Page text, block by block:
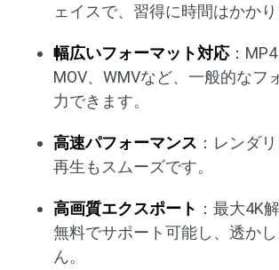
ェイスで、習得に時間はかかり
幅広いフォーマット対応：MP4
MOV、WMVなど、一般的なフ
力できます。
高速パフォーマンス ：レンダ
再生もスムーズです。
高画質エクスポート ：最大4K
無料でサポート可能し、透か
ん。